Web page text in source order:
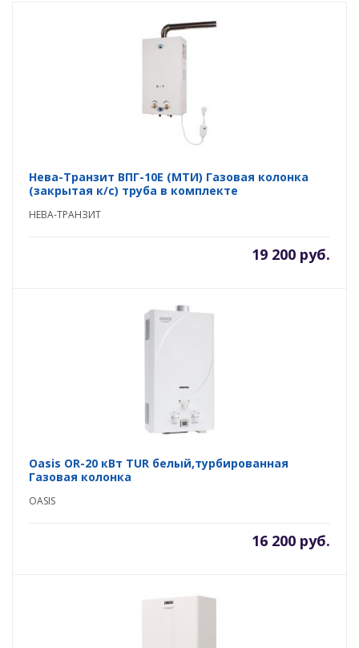
Нева-Транзит ВПГ-10E (MTИ) Газовая колонка
(закрытая к/с) труба в комплекте
НЕВА-ТРАНЗИТ
19 200 руб.
Oasis OR-20 кВт TUR белый,турбированная
Газовая колонка
OASIS
16 200 руб.